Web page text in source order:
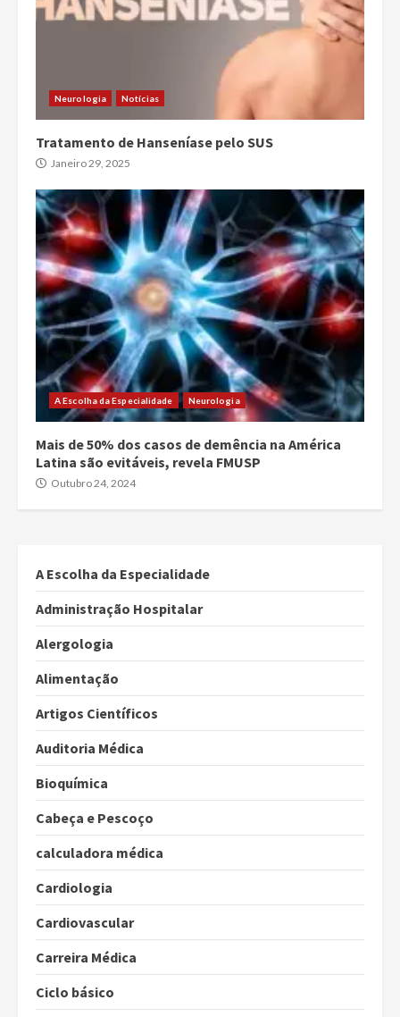
Neurologia Notícias
Tratamento de Hanseníase pelo SUS
Janeiro 29, 2025
A Escolha da Especialidade Neurologia
Mais de 50% dos casos de demência na América
Latina são evitáveis, revela FMUSP
Outubro 24, 2024
A Escolha da Especialidade
Administração Hospitalar
Alergologia
Alimentação
Artigos Científicos
Auditoria Médica
Bioquímica
Cabeça e Pescoço
calculadora médica
Cardiologia
Cardiovascular
Carreira Médica
Ciclo básico